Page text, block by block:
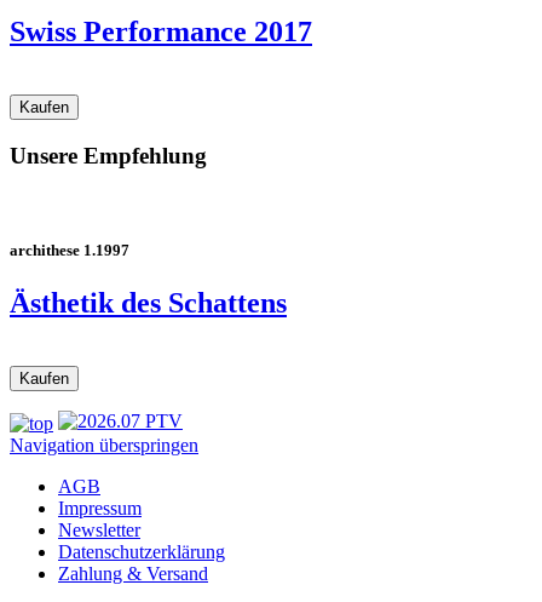
Swiss Performance 2017
Unsere Empfehlung
archithese 1.1997
Ästhetik des Schattens
Navigation überspringen
AGB
Impressum
Newsletter
Datenschutzerklärung
Zahlung & Versand